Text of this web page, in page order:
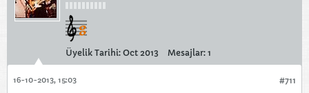
Üyelik Tarihi: Oct 2013 Mesajlar: 1
#711
16-10-2013, 15:03